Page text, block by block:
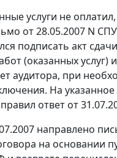
услуги не
от 28.05.2007 N
подписать акт
(оказанных услуг)
аудитора, при
На
ответ от
направлено
на основании